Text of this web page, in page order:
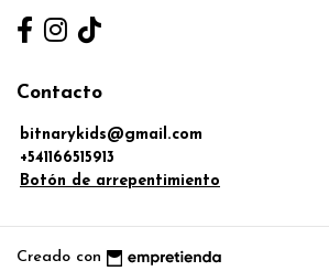
Contacto
bitnarykids@gmail.com
+541166515913
Botón de arrepentimiento
Creado con